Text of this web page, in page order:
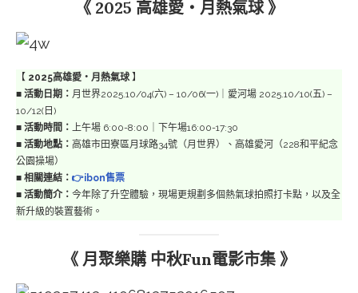
《 2025 高雄愛‧月熱氣球 》
【 2025高雄愛‧月熱氣球】
■ 活動日期： 月世界2025.10/04(六) – 10/06(一)｜愛河場 2025.10/10(五) –
10/12(日)
■ 活動時間： 上午場 6:00-8:00｜下午場16:00-17:30
■ 活動地點： 高雄市田寮區月球路34號（月世界）、高雄愛河（228和平紀念
公園操場）
■ 相關連結： 👉ibon售票
■ 活動簡介： 今年除了升空體驗，現場更規劃多個熱氣球拍照打卡點，以及全
新升級的裝置藝術。
《 月聚樂購 中秋Fun電影市集 》